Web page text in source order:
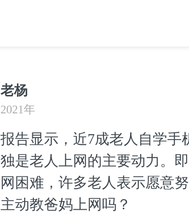
老杨
2021年
报告显示，近7成老人自学手
独是老人上网的主要动力。
网困难，许多老人表示愿意
主动教爸妈上网吗？